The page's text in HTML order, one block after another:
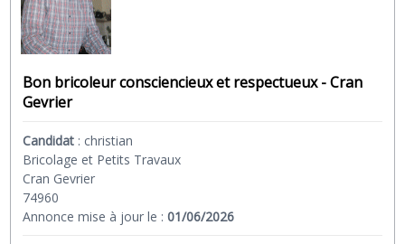
Bon bricoleur consciencieux et respectueux - Cran
Gevrier
Candidat : christian
Bricolage et Petits Travaux
Cran Gevrier
74960
Annonce mise à jour le :01/06/2026